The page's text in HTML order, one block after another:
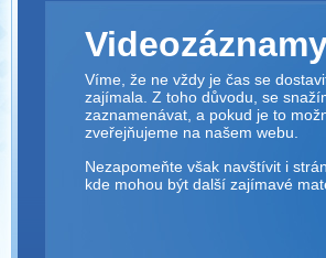
Víme, že ne vždy je čas se
zajímala. Z toho důvodu, se
zaznamenávat, a pokud je to
zveřejňujeme na našem webu.
Nezapomeňte však navštívit i
kde mohou být další zajímavé